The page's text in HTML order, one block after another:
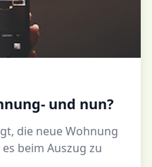
und nun?
die neue Wohnung
beim Auszug zu